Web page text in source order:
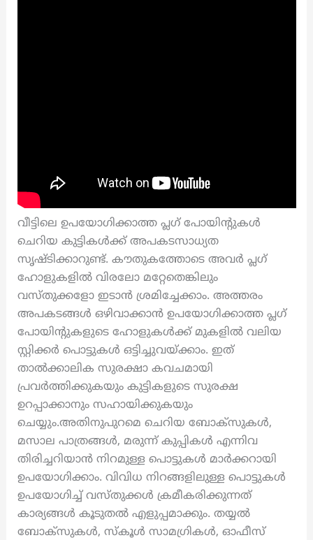
വീട്ടിലെ ഉപയോഗിക്കാത്ത പ്ലഗ് പോയിന്റുകൾ
ചെറിയ കുട്ടികൾക്ക് അപകടസാധ്യത
സൃഷ്ടിക്കാറുണ്ട്. കൗതുകത്തോടെ അവർ പ്ലഗ്
ഹോളുകളിൽ വിരലോ മറ്റേതെങ്കിലും
വസ്തുക്കളോ ഇടാൻ ശ്രമിച്ചേക്കാം. അത്തരം
അപകടങ്ങൾ ഒഴിവാക്കാൻ ഉപയോഗിക്കാത്ത പ്ലഗ്
പോയിന്റുകളുടെ ഹോളുകൾക്ക് മുകളിൽ വലിയ
സ്റ്റിക്കർ പൊട്ടുകൾ ഒട്ടിച്ചുവയ്ക്കാം. ഇത്
താൽക്കാലിക സുരക്ഷാ കവചമായി
പ്രവർത്തിക്കുകയും കുട്ടികളുടെ സുരക്ഷ
ഉറപ്പാക്കാനും സഹായിക്കുകയും
ചെയ്യും.അതിനുപുറമെ ചെറിയ ബോക്സുകൾ,
മസാല പാത്രങ്ങൾ, മരുന്ന് കുപ്പികൾ എന്നിവ
തിരിച്ചറിയാൻ നിറമുള്ള പൊട്ടുകൾ മാർക്കറായി
ഉപയോഗിക്കാം. വിവിധ നിറങ്ങളിലുള്ള പൊട്ടുകൾ
ഉപയോഗിച്ച് വസ്തുക്കൾ ക്രമീകരിക്കുന്നത്
കാര്യങ്ങൾ കൂടുതൽ എളുപ്പമാക്കും. തയ്യൽ
ബോക്സുകൾ, സ്കൂൾ സാമഗ്രികൾ, ഓഫീസ്